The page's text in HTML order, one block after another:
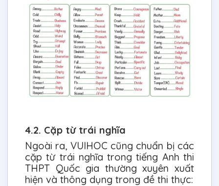
4.2. Cặp từ trái nghĩa
Ngoài ra, VUIHOC cũng chuẩn bị các
cặp từ trái nghĩa trong tiếng Anh thi
THPT Quốc gia thường xuyên xuất
hiện và thông dụng trong đề thi thực: